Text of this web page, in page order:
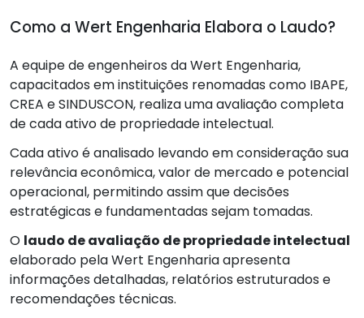
Como a Wert Engenharia Elabora o Laudo?
A equipe de engenheiros da Wert Engenharia,
capacitados em instituições renomadas como IBAPE,
CREA e SINDUSCON, realiza uma avaliação completa
de cada ativo de propriedade intelectual.
Cada ativo é analisado levando em consideração sua
relevância econômica, valor de mercado e potencial
operacional, permitindo assim que decisões
estratégicas e fundamentadas sejam tomadas.
O laudo de avaliação de propriedade intelectual
elaborado pela Wert Engenharia apresenta
informações detalhadas, relatórios estruturados e
recomendações técnicas.